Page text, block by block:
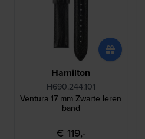
Hamilton
H690.244.101
Ventura 17 mm Zwarte leren
band
€ 119,-